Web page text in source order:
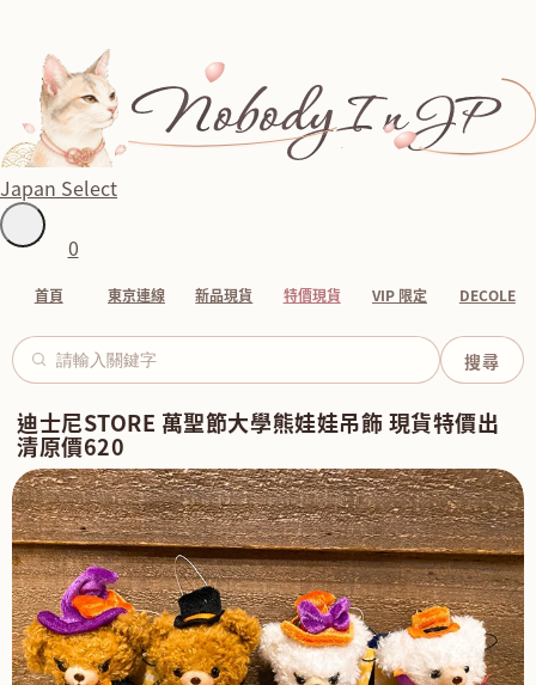
Japan Select
0
首頁 東京連線 新品現貨 特價現貨 VIP 限定 DECOLE
迪士尼STORE 萬聖節大學熊娃娃吊飾 現貨特價出
清原價620